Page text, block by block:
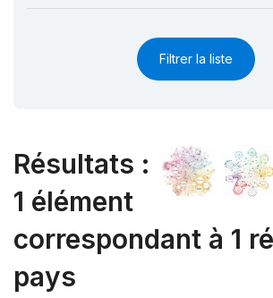
Filtrer la liste
Résultats :
1 élément
correspondant à 1
pays